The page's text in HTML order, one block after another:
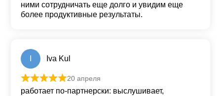
ними сотрудничать еще долго и увидим еще
более продуктивные результаты.
Iva Kul
Оценка из 5
20 апреля
работает по-партнерски: выслушивает,